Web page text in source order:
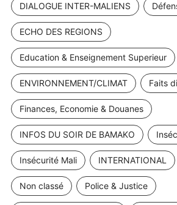
DIALOGUE INTER-MALIENS
ECHO DES REGIONS
Education & Enseignement Superieur
ENVIRONNEMENT/CLIMAT Faits
Finances, Economie & Douanes
INFOS DU SOIR DE BAMAKO
Insécurité Mali INTERNATIONAL
Non classé Police & Justice